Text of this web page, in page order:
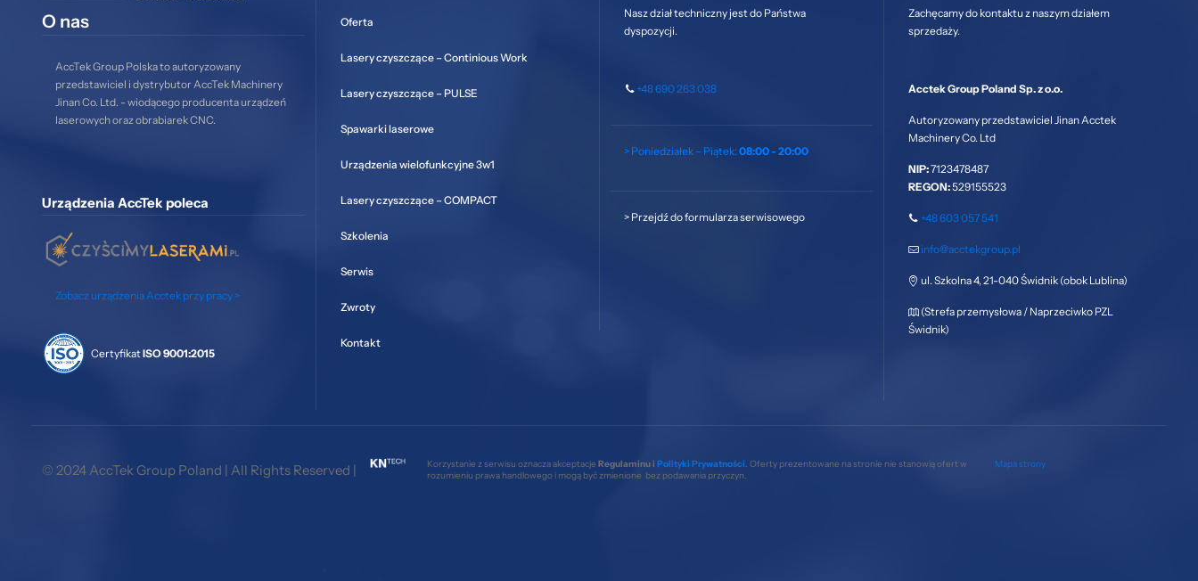
O nas
AccTek Group Polska to autoryzowany
przedstawiciel i dystrybutor AccTek Machinery
Jinan Co. Ltd. - wiodącego producenta urządzeń
laserowych oraz obrabiarek CNC.
Urządzenia AccTek poleca
Zobacz urządzenia Acctek przy pracy >
CertyfikatISO 9001:2015
Oferta
Lasery czyszczące – Continious Work
Lasery czyszczące – PULSE
Spawarki laserowe
Urządzenia wielofunkcyjne 3w1
Lasery czyszczące – COMPACT
Szkolenia
Serwis
Zwroty
Kontakt
Nasz dział techniczny jest do Państwa
dyspozycji.
+48 690 263 038
> Poniedziałek – Piątek: 08:00 - 20:00
> Przejdź do formularza serwisowego
Zachęcamy do kontaktu z naszym działem
sprzedaży.
Acctek Group Poland Sp. z o.o.
Autoryzowany przedstawiciel Jinan Acctek
Machinery Co. Ltd
NIP:7123478487
REGON:529155523
+48 603 057 541
info@acctekgroup.pl
ul. Szkolna 4, 21-040 Świdnik (obok Lublina)
(Strefa przemysłowa / Naprzeciwko PZL
Świdnik)
© 2024 AccTek Group Poland | All Rights Reserved | Korzystanie z serwisu oznacza akceptacje Regulaminu i Polityki Prywatności. Oferty prezentowane na stronie nie stanowią ofert w
rozumieniu prawa handlowego i mogą być zmienione bez podawania przyczyn.
Mapa strony